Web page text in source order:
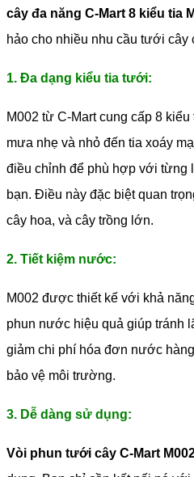
cây đa năng C-Mart 8 kiểu tia
hảo cho nhiều nhu cầu tưới cây
1. Đa dạng kiểu tia tưới:
M002 từ C-Mart cung cấp 8
mưa nhẹ và nhỏ đến tia xoáy
điều chỉnh để phù hợp với từng
bạn. Điều này đặc biệt quan
cây hoa, và cây trồng lớn.
2. Tiết kiệm nước:
M002 được thiết kế với khả
phun nước hiệu quả giúp tránh
giảm chi phí hóa đơn nước
bảo vệ môi trường.
3. Dễ dàng sử dụng:
Vòi phun tưới cây C-Mart